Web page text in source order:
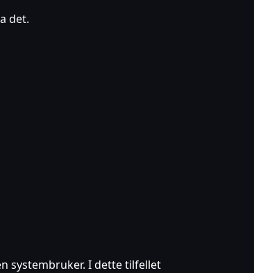
det.
systembruker. I dette tilfellet